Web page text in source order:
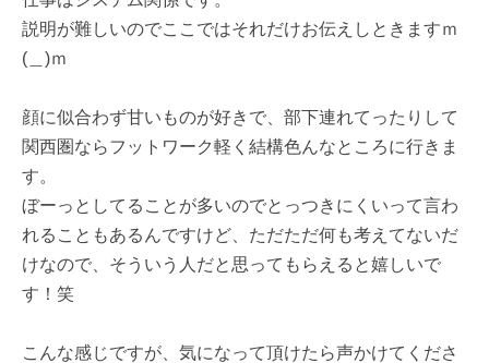
説明が難しいのでここではそれだけお伝えしときますｍ
(＿)ｍ
顔に似合わず甘いものが好きで、部下連れてったりして
関西圏ならフットワーク軽く結構色んなところに行きま
す。
ぼーっとしてることが多いのでとっつきにくいって言わ
れることもあるんですけど、ただただ何も考えてないだ
けなので、そういう人だと思ってもらえると嬉しいで
す！笑
こんな感じですが、気になって頂けたら声かけてくださ